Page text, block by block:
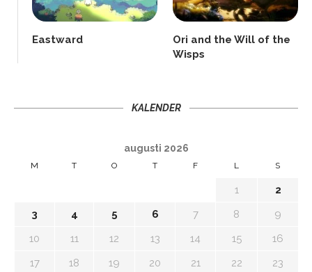
Eastward
Ori and the Will of the
Wisps
KALENDER
augusti 2026
M T O T F L S
1
2
3
4 5 6 7 8
9
10
11 12 13 14 15
16
17
18 19 20 21 22
23